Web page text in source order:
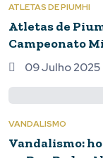
ATLETAS DE PIUMHI
Atletas de
Campeonato
Uberlândia
09 Julho 2025
VANDALISMO
Vandalismo: